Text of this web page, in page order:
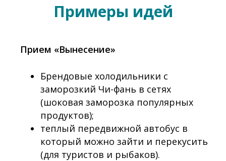
Примеры идей
Прием «Вынесение»
Брендовые холодильники с
заморозкий Чи-фань в сетях
(шоковая заморозка популярных
продуктов);
теплый передвижной автобус в
который можно зайти и перекусить
(для туристов и рыбаков).